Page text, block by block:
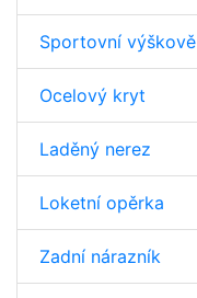
Sportovní výškově
Ocelový kryt
Laděný nerez
Loketní opěrka
Zadní nárazník